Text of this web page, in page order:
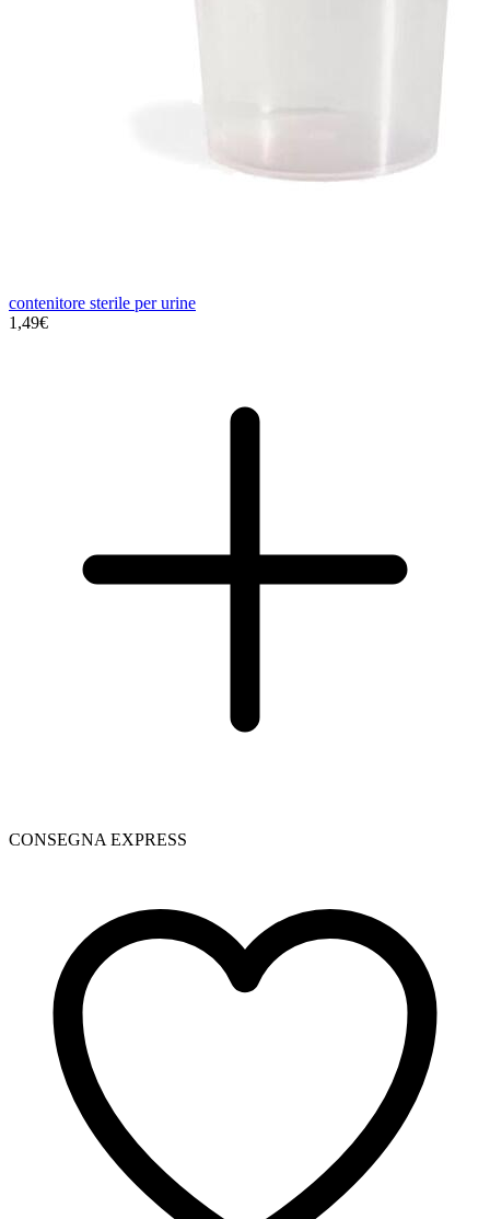
contenitore sterile per urine
1,49€
CONSEGNA EXPRESS